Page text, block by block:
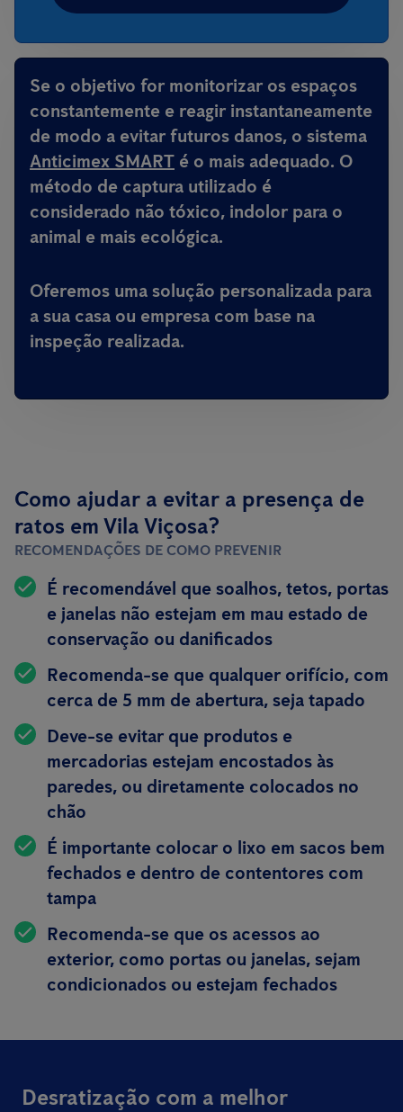
Se o objetivo for monitorizar os espaços
constantemente e reagir instantaneamente
de modo a evitar futuros danos, o sistema
Anticimex SMART é o mais adequado. O
método de captura utilizado é
considerado não tóxico, indolor para o
animal e mais ecológica.
Oferemos uma solução personalizada para
a sua casa ou empresa com base na
inspeção realizada.
Como ajudar a evitar a presença de
ratos em Vila Viçosa?
RECOMENDAÇÕES DE COMO PREVENIR
É recomendável que soalhos, tetos, portas
e janelas não estejam em mau estado de
conservação ou danificados
Recomenda-se que qualquer orifício, com
cerca de 5 mm de abertura, seja tapado
Deve-se evitar que produtos e
mercadorias estejam encostados às
paredes, ou diretamente colocados no
chão
É importante colocar o lixo em sacos bem
fechados e dentro de contentores com
tampa
Recomenda-se que os acessos ao
exterior, como portas ou janelas, sejam
condicionados ou estejam fechados
Desratização com a melhor